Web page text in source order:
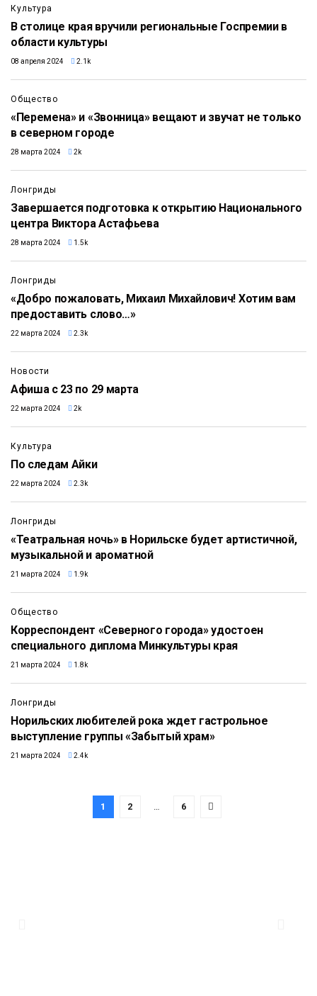
Культура
В столице края вручили региональные Госпремии в
области культуры
08 апреля 2024 2.1k
Общество
«Перемена» и «Звонница» вещают и звучат не только
в северном городе
28 марта 2024 2k
Лонгриды
Завершается подготовка к открытию Национального
центра Виктора Астафьева
28 марта 2024 1.5k
Лонгриды
«Добро пожаловать, Михаил Михайлович! Хотим вам
предоставить слово…»
22 марта 2024 2.3k
Новости
Афиша с 23 по 29 марта
22 марта 2024 2k
Культура
По следам Айки
22 марта 2024 2.3k
Лонгриды
«Театральная ночь» в Норильске будет артистичной,
музыкальной и ароматной
21 марта 2024 1.9k
Общество
Корреспондент «Северного города» удостоен
специального диплома Минкультуры края
21 марта 2024 1.8k
Лонгриды
Норильских любителей рока ждет гастрольное
выступление группы «Забытый храм»
21 марта 2024 2.4k
1 2 … 6